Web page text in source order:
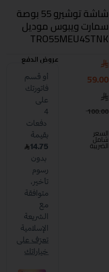
شاشة توشيرو 55 بوصة
سمارت ويبوس موديل
TRO55MEU4STNK
100.00
59.00
السعر
شامل
الضريبة
عروض الدفع